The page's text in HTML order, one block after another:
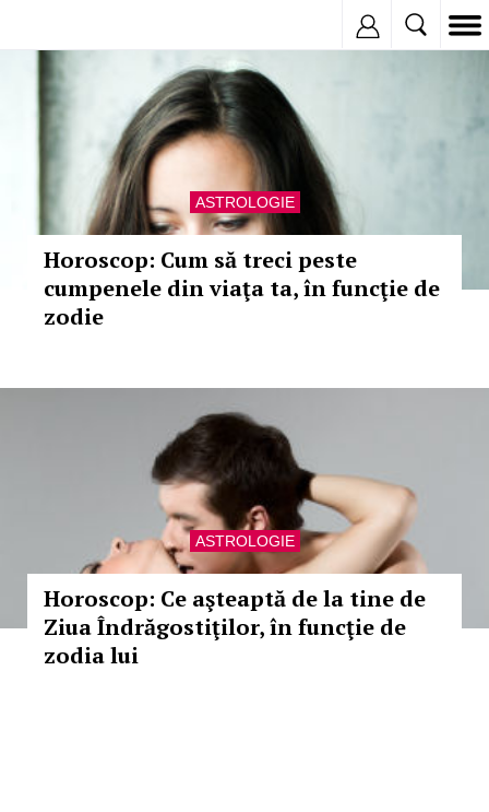
ASTROLOGIE
Horoscop: Cum să treci peste
cumpenele din viaţa ta, în funcţie de
zodie
ASTROLOGIE
Horoscop: Ce aşteaptă de la tine de
Ziua Îndrăgostiţilor, în funcţie de
zodia lui